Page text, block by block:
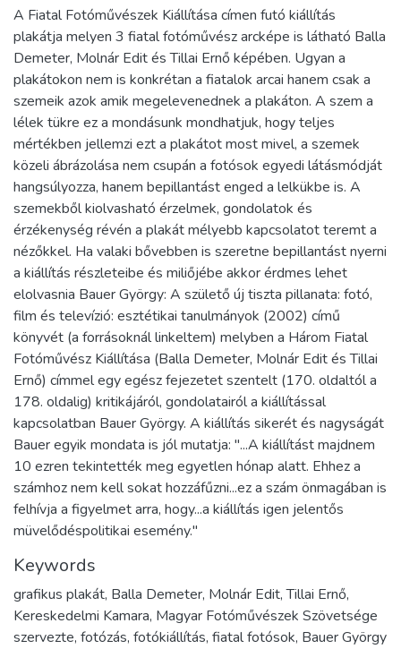
A Fiatal Fotóművészek Kiállítása címen futó kiállítás
plakátja melyen 3 fiatal fotóművész arcképe is látható Balla
Demeter, Molnár Edit és Tillai Ernő képében. Ugyan a
plakátokon nem is konkrétan a fiatalok arcai hanem csak a
szemeik azok amik megelevenednek a plakáton. A szem a
lélek tükre ez a mondásunk mondhatjuk, hogy teljes
mértékben jellemzi ezt a plakátot most mivel, a szemek
közeli ábrázolása nem csupán a fotósok egyedi látásmódját
hangsúlyozza, hanem bepillantást enged a lelkükbe is. A
szemekből kiolvasható érzelmek, gondolatok és
érzékenység révén a plakát mélyebb kapcsolatot teremt a
nézőkkel. Ha valaki bővebben is szeretne bepillantást nyerni
a kiállítás részleteibe és miliőjébe akkor érdmes lehet
elolvasnia Bauer György: A születő új tiszta pillanata: fotó,
film és televízió: esztétikai tanulmányok (2002) című
könyvét (a forrásoknál linkeltem) melyben a Három Fiatal
Fotóművész Kiállítása (Balla Demeter, Molnár Edit és Tillai
Ernő) címmel egy egész fejezetet szentelt (170. oldaltól a
178. oldalig) kritikájáról, gondolatairól a kiállítással
kapcsolatban Bauer György. A kiállítás sikerét és nagyságát
Bauer egyik mondata is jól mutatja: "...A kiállítást majdnem
10 ezren tekintették meg egyetlen hónap alatt. Ehhez a
számhoz nem kell sokat hozzáfűzni...ez a szám önmagában is
felhívja a figyelmet arra, hogy...a kiállítás igen jelentős
müvelődéspolitikai esemény."
Keywords
grafikus plakát, Balla Demeter, Molnár Edit, Tillai Ernő,
Kereskedelmi Kamara, Magyar Fotóművészek Szövetsége
szervezte, fotózás, fotókiállítás, fiatal fotósok, Bauer György